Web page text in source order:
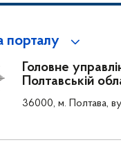
порталу
Головне
Полтавській
36000, м. Полтава,